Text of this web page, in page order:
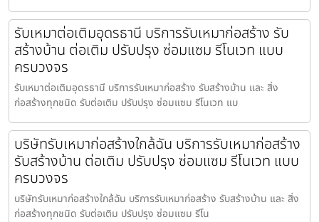
รับเหมาต่อเติมอุดรธานี บริการรับเหมาก่อสร้าง รับ
สร้างบ้าน ต่อเติม ปรับปรุง ซ่อมแซม รีโนเวท แบบ
ครบวงจร
รับเหมาต่อเติมอุดรธานี บริการรับเหมาก่อสร้าง รับสร้างบ้าน และ สิ่ง
ก่อสร้างทุกชนิด รับต่อเติม ปรับปรุง ซ่อมแซม รีโนเวท แบ
บริษัทรับเหมาก่อสร้างใกล้ฉัน บริการรับเหมาก่อสร้าง
รับสร้างบ้าน ต่อเติม ปรับปรุง ซ่อมแซม รีโนเวท แบบ
ครบวงจร
บริษัทรับเหมาก่อสร้างใกล้ฉัน บริการรับเหมาก่อสร้าง รับสร้างบ้าน และ สิ่ง
ก่อสร้างทุกชนิด รับต่อเติม ปรับปรุง ซ่อมแซม รีโน